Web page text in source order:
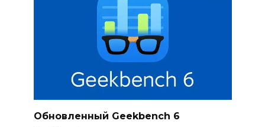
Обновленный Geekbench 6